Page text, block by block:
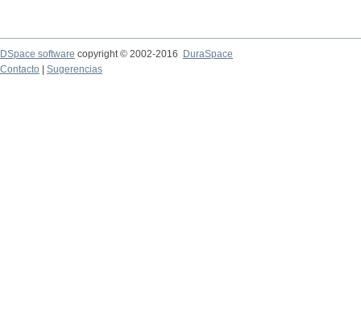
DSpace software copyright © 2002-2016
DuraSpace
Contacto
Sugerencias